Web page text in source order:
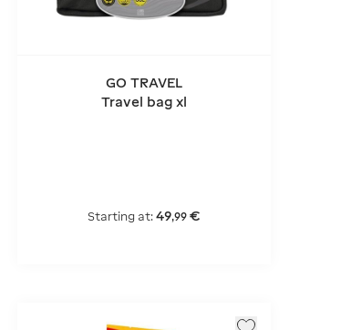
GO TRAVEL
Travel bag xl
Starting at:49,99 €